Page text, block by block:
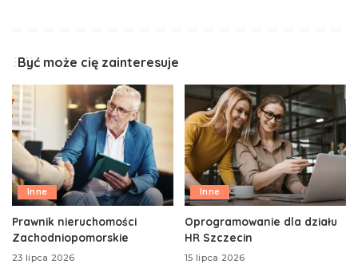
Być może cię zainteresuje
Inne
Prawnik nieruchomości
Zachodniopomorskie
23 lipca 2026
Inne
Oprogramowanie dla działu
HR Szczecin
15 lipca 2026